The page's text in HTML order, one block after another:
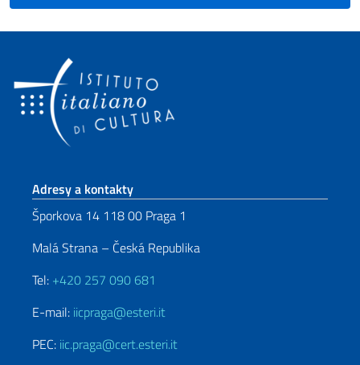
Sekce zápatí
Adresy a kontakty
Šporkova 14 118 00 Praga 1
Malá Strana – Česká Republika
Tel: +420 257 090 681
E-mail: iicpraga@esteri.it
PEC: iic.praga@cert.esteri.it